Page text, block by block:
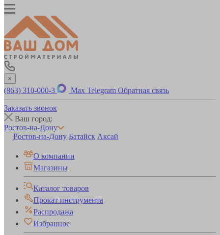
×
(863) 310-000-3 Max Telegram Обратная связь
Заказать звонок
Ваш город:
Ростов-на-Дону
Ростов-на-Дону Батайск Аксай
О компании
Магазины
Каталог товаров
Прокат инструмента
Распродажа
Избранное